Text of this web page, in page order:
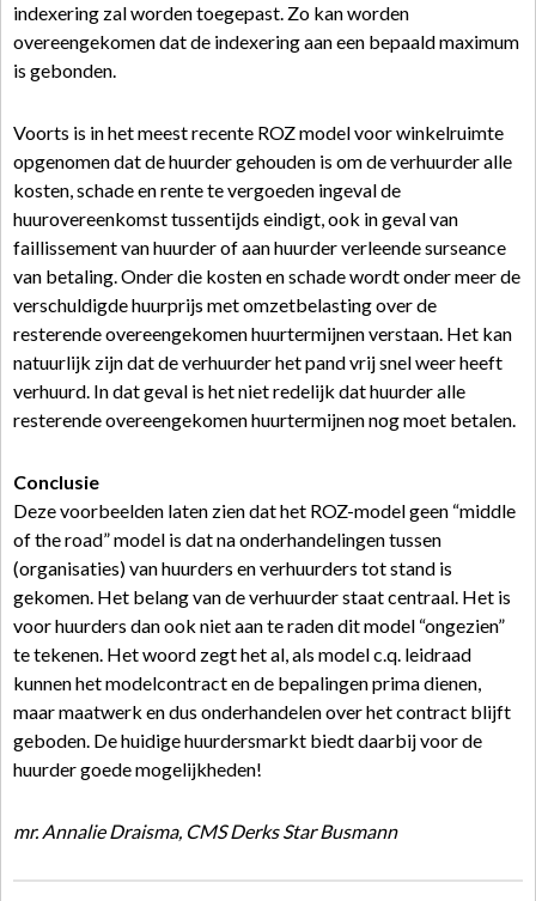
indexering zal worden toegepast. Zo kan worden
overeengekomen dat de indexering aan een bepaald maximum
is gebonden.
Voorts is in het meest recente ROZ model voor winkelruimte
opgenomen dat de huurder gehouden is om de verhuurder alle
kosten, schade en rente te vergoeden ingeval de
huurovereenkomst tussentijds eindigt, ook in geval van
faillissement van huurder of aan huurder verleende surseance
van betaling. Onder die kosten en schade wordt onder meer de
verschuldigde huurprijs met omzetbelasting over de
resterende overeengekomen huurtermijnen verstaan. Het kan
natuurlijk zijn dat de verhuurder het pand vrij snel weer heeft
verhuurd. In dat geval is het niet redelijk dat huurder alle
resterende overeengekomen huurtermijnen nog moet betalen.
Conclusie
Deze voorbeelden laten zien dat het ROZ-model geen “middle
of the road” model is dat na onderhandelingen tussen
(organisaties) van huurders en verhuurders tot stand is
gekomen. Het belang van de verhuurder staat centraal. Het is
voor huurders dan ook niet aan te raden dit model “ongezien”
te tekenen. Het woord zegt het al, als model c.q. leidraad
kunnen het modelcontract en de bepalingen prima dienen,
maar maatwerk en dus onderhandelen over het contract blijft
geboden. De huidige huurdersmarkt biedt daarbij voor de
huurder goede mogelijkheden!
mr. Annalie Draisma, CMS Derks Star Busmann